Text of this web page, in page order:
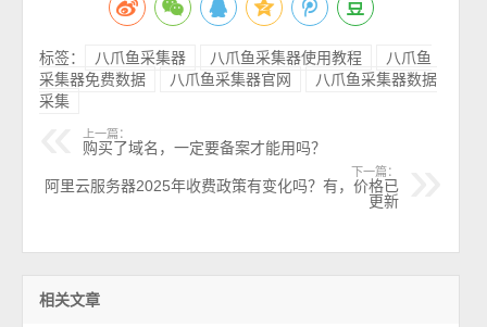
标签： 八爪鱼采集器 八爪鱼采集器使用教程
八爪鱼
采集器免费数据
八爪鱼采集器官网
八爪鱼采集器数据
采集
上一篇：
购买了域名，一定要备案才能用吗？
下一篇：
阿里云服务器2025年收费政策有变化吗？有，价格已
更新
相关文章